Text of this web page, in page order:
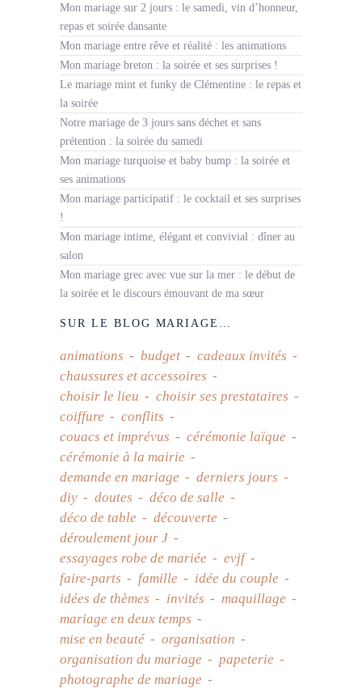
Mon mariage sur 2 jours : le samedi, vin d’honneur,
repas et soirée dansante
Mon mariage entre rêve et réalité : les animations
Mon mariage breton : la soirée et ses surprises !
Le mariage mint et funky de Clémentine : le repas et
la soirée
Notre mariage de 3 jours sans déchet et sans
prétention : la soirée du samedi
Mon mariage turquoise et baby bump : la soirée et
ses animations
Mon mariage participatif : le cocktail et ses surprises
!
Mon mariage intime, élégant et convivial : dîner au
salon
Mon mariage grec avec vue sur la mer : le début de
la soirée et le discours émouvant de ma sœur
SUR LE BLOG MARIAGE…
animations budget
cadeaux invités
chaussures et accessoires
choisir le lieu
choisir ses prestataires
coiffure
conflits
couacs et imprévus
cérémonie laïque
cérémonie à la mairie
demande en mariage
derniers jours
diy
doutes
déco de salle
déco de table
découverte
déroulement jour J
essayages robe de mariée
evjf
faire-parts
famille
idée du couple
idées de thèmes
invités
maquillage
mariage en deux temps
mise en beauté
organisation
organisation du mariage
papeterie
photographe de mariage